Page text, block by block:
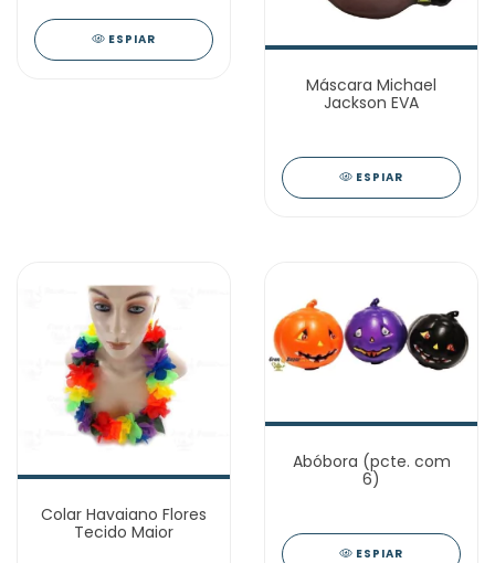
ESPIAR
Máscara Michael
Jackson EVA
ESPIAR
Colar Havaiano Flores
Tecido Maior
Abóbora (pcte. com
6)
ESPIAR